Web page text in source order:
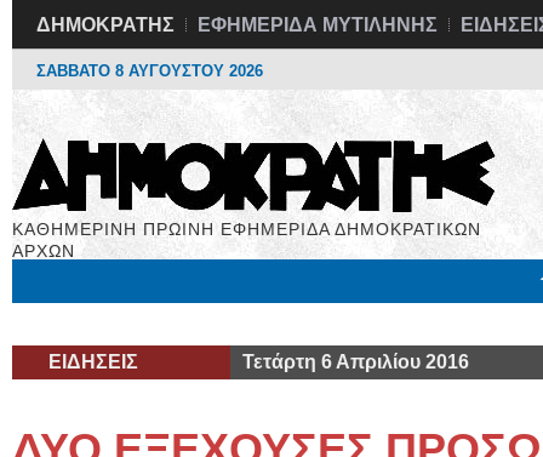
ΔΗΜΟΚΡΑΤΗΣ ΕΦΗΜΕΡΙΔΑ ΜΥΤΙΛΗΝΗΣ
ΣΑΒΒΑΤΟ 8 ΑΥΓΟΥΣΤΟΥ 2026
ΚΑΘΗΜΕΡΙΝΗ ΠΡΩΙΝΗ ΕΦΗΜΕΡΙΔΑ ΔΗΜΟΚΡΑΤΙΚΩΝ
ΑΡΧΩΝ
ΕΙΔΗΣΕΙΣ Τετάρτη 6 Απριλίου 2016